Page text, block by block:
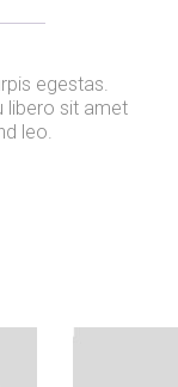
egestas.
libero sit amet
leo.